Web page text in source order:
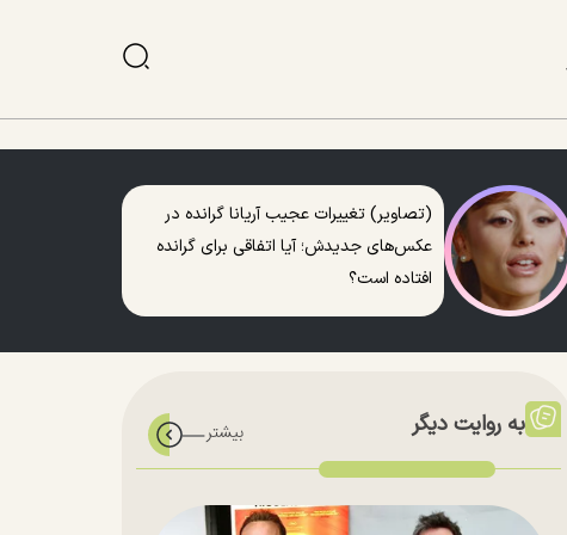
(تصاویر) تغییرات عجیب آریانا گرانده در
عکس‌های جدیدش؛ آیا اتفاقی برای گرانده
افتاده است؟
به روایت دیگر